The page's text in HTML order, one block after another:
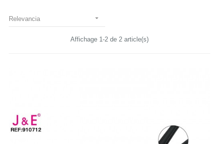
Relevancia 
Affichage 1-2 de 2 article(s)